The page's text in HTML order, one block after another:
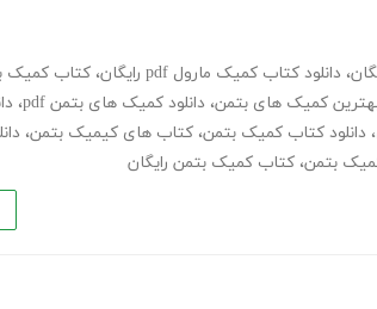
، دانلود کتاب کمیک مارول pdf رایگان ، کتاب کمیک
کمیک های بتمن، دانلود کمیک های بتمن pdf ،
، دانلود کتاب کمیک بتمن، کتاب های کیمیک بتمن،
بتمن، کتاب کمیک بتمن رایگان